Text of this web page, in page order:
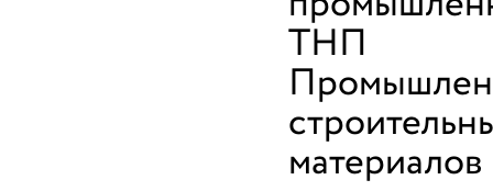
ТНП
материалов